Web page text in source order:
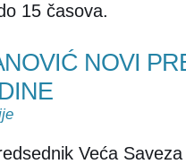
15 časova.
NOVI
Veća